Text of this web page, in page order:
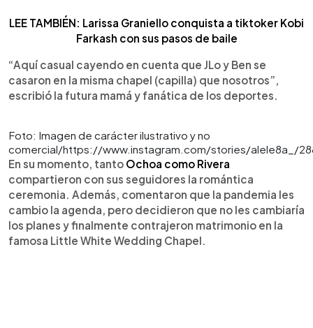
LEE TAMBIÉN: Larissa Graniello conquista a tiktoker Kobi
Farkash con sus pasos de baile
“Aquí casual cayendo en cuenta que JLo y Ben se
casaron en la misma chapel (capilla) que nosotros”,
escribió la futura mamá y fanática de los deportes.
Foto: Imagen de carácter ilustrativo y no
comercial/https://www.instagram.com/stories/alele8a_/
En su momento, tanto Ochoa como Rivera
compartieron con sus seguidores la romántica
ceremonia. Además, comentaron que la pandemia les
cambio la agenda, pero decidieron que no les cambiaría
los planes y finalmente contrajeron matrimonio en la
famosa Little White Wedding Chapel.